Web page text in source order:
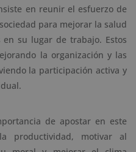
en reunir el esfuerzo de
para mejorar la salud
su lugar de trabajo. Estos
la organización y las
la participación activa y
de apostar en este
productividad, motivar al